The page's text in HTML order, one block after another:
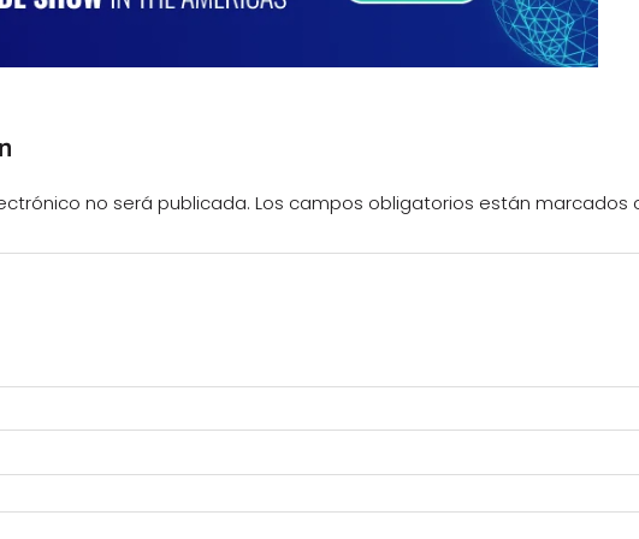
no será publicada. Los campos obligatorios están marcados